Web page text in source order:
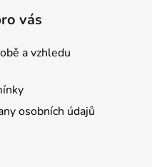
vás
a vzhledu
osobních údajů